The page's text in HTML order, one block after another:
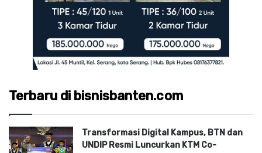
Terbaru di bisnisbanten.com
Transformasi Digital Kampus, BTN dan
UNDIP Resmi Luncurkan KTM Co-